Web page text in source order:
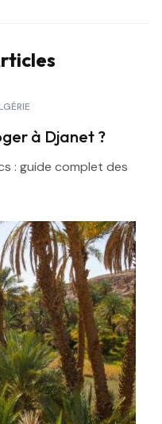
à Djanet ?
: guide complet des